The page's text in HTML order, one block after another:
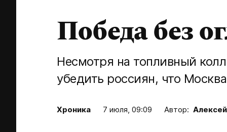
Победа без
Несмотря на топливный
убедить россиян, что
Хроника 7 июля, 09:09 Автор: